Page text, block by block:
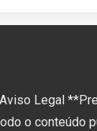
Legal
o conteúdo